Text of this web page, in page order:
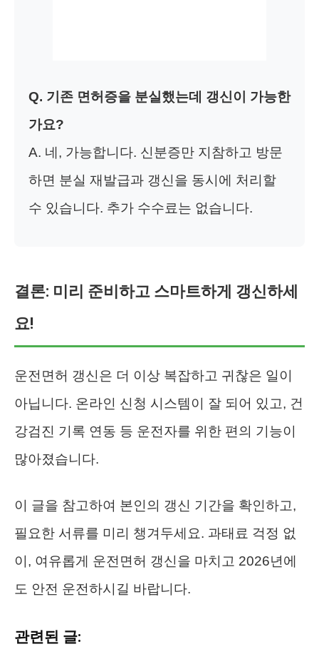
Q. 기존 면허증을 분실했는데 갱신이 가능한
가요?
A. 네, 가능합니다. 신분증만 지참하고 방문
하면 분실 재발급과 갱신을 동시에 처리할
수 있습니다. 추가 수수료는 없습니다.
결론: 미리 준비하고 스마트하게 갱신하세
요!
운전면허 갱신은 더 이상 복잡하고 귀찮은 일이
아닙니다. 온라인 신청 시스템이 잘 되어 있고, 건
강검진 기록 연동 등 운전자를 위한 편의 기능이
많아졌습니다.
이 글을 참고하여 본인의 갱신 기간을 확인하고,
필요한 서류를 미리 챙겨두세요. 과태료 걱정 없
이, 여유롭게 운전면허 갱신을 마치고 2026년에
도 안전 운전하시길 바랍니다.
관련된 글: